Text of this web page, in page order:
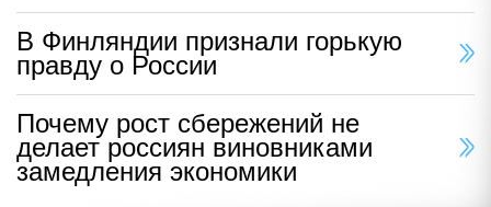
В Финляндии признали горькую
правду о России
Почему рост сбережений не
делает россиян виновниками
замедления экономики